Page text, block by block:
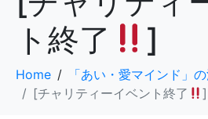
ト終了
]
Home
「あい・愛マインド」
[チャリティーイベント終了
]